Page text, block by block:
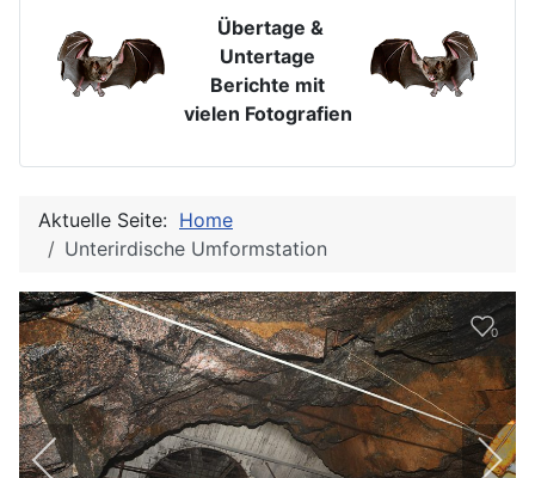
Übertage &
Untertage
Berichte mit
vielen Fotografien
Aktuelle Seite: Home
Unterirdische Umformstation
0